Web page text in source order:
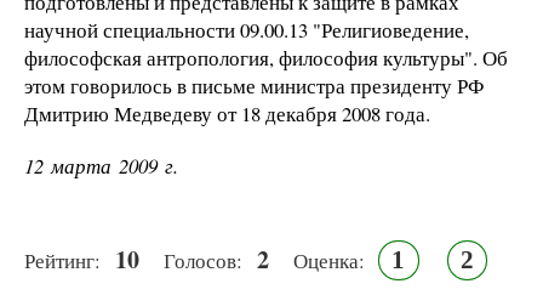
научной специальности 09.00.13 "Религиоведение,
философская антропология, философия культуры". Об
этом говорилось в письме министра президенту РФ
Дмитрию Медведеву от 18 декабря 2008 года.
12 марта 2009 г.
Рейтинг: 10 Голосов: 2 Оценка: 1 2